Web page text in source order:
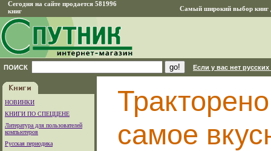
Сегодня на сайте продается 581996
книг
Самый широкий выбор книг
ПОИСК Если у вас нет
НОВИНКИ
КНИГИ ПО СПЕЦЦЕНЕ
Литература для пользователей
компьютеров
Русская периодика
самое